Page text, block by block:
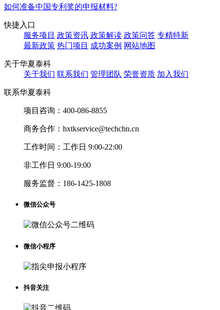
如何准备中国专利奖的申报材料?
快捷入口
服务项目 政策资讯 政策解读 政策问答 专精特新
最新政策 热门项目 成功案例 网站地图
关于华夏泰科
关于我们 联系我们 管理团队 荣誉资质 加入我们
联系华夏泰科
项目咨询： 400-086-8855
商务合作： hxtkservice@techchn.cn
工作时间： 工作日 9:00-22:00
非工作日 9:00-19:00
服务监督： 186-1425-1808
微信公众号
微信小程序
抖音关注